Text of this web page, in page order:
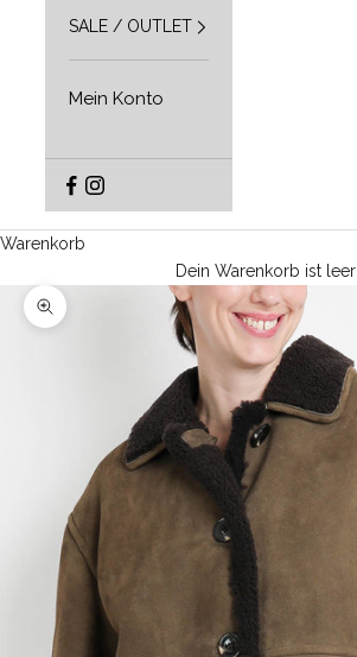
SALE / OUTLET
Mein Konto
Warenkorb
Dein Warenkorb ist leer
Bild vergrößern